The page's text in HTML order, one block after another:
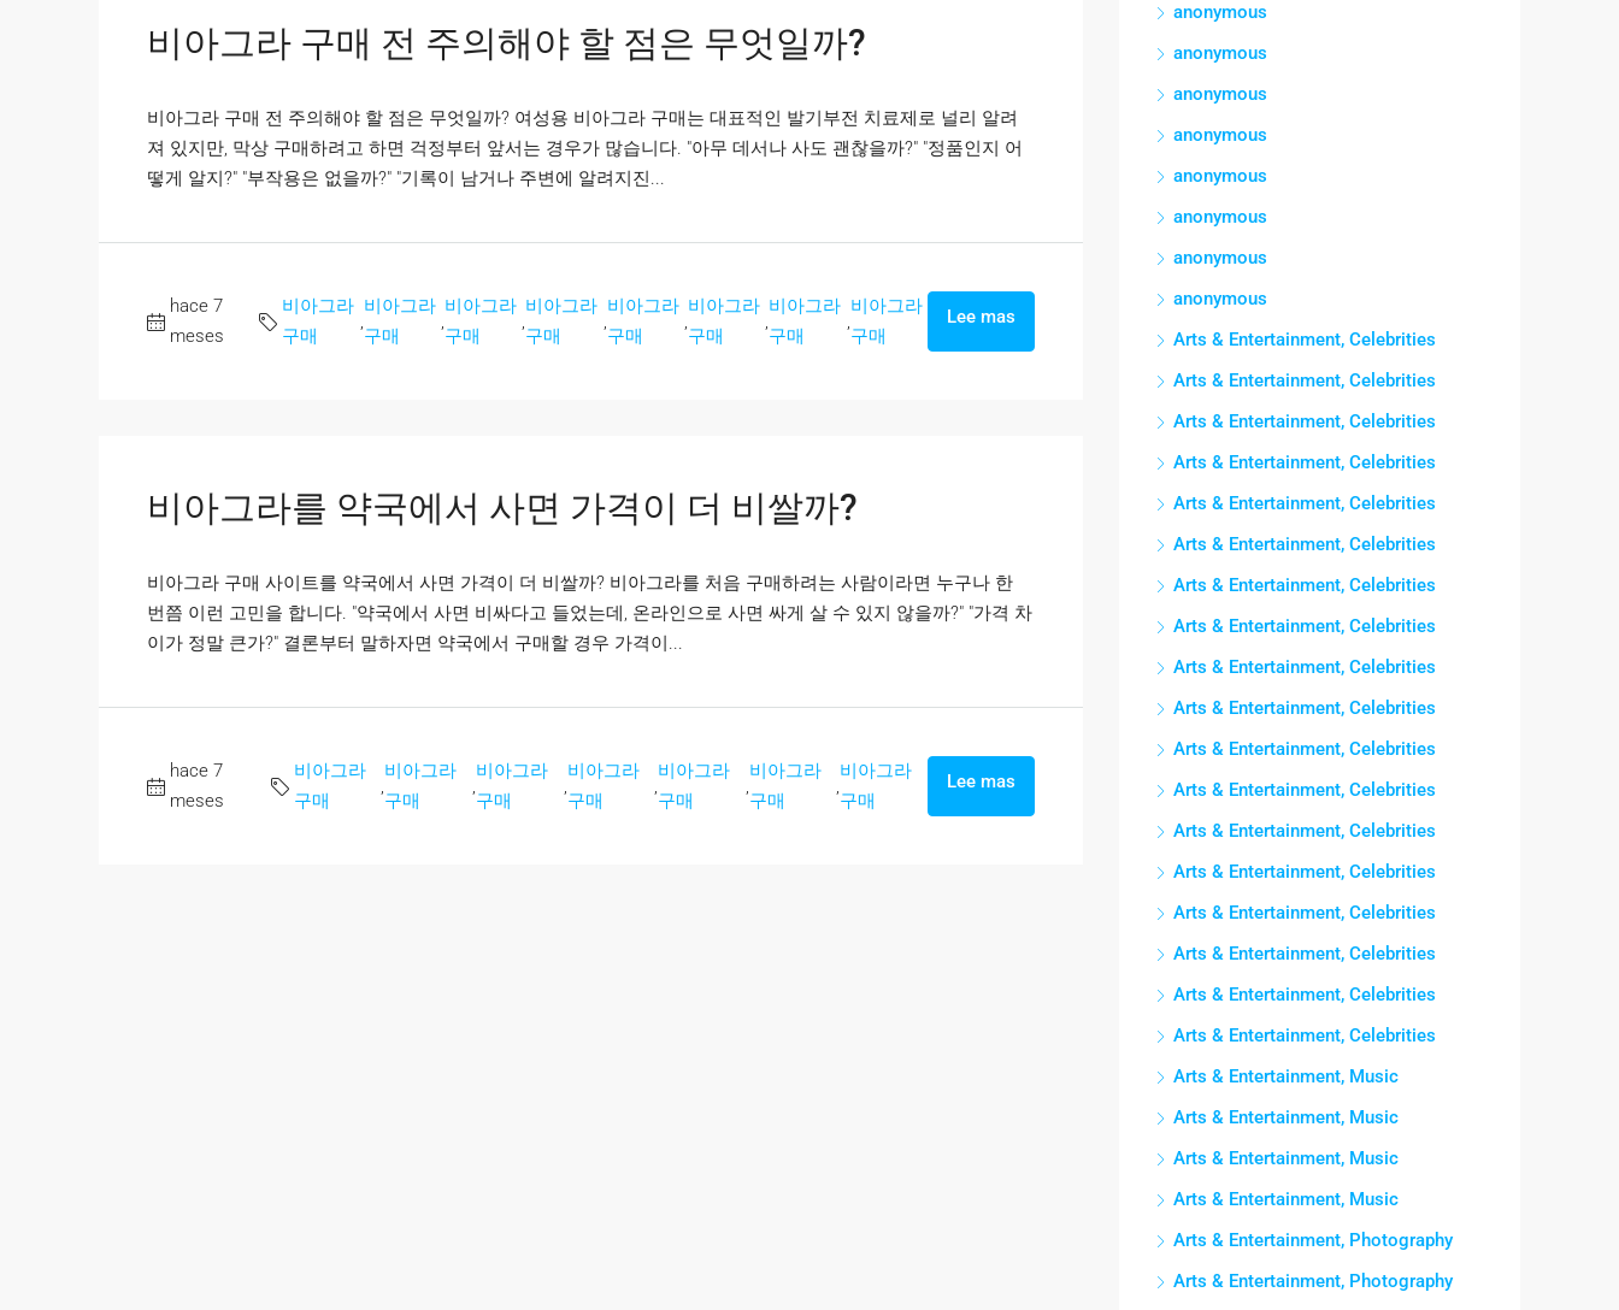
비아그라 구매 전 주의해야 할 점은 무엇일까?
비아그라 구매 전 주의해야 할 점은 무엇일까? 여성용 비아그라 구매는 대표적인 발기부전 치료제로 널리 알려
져 있지만, 막상 구매하려고 하면 걱정부터 앞서는 경우가 많습니다. "아무 데서나 사도 괜찮을까?" "정품인지 어
떻게 알지?" "부작용은 없을까?" "기록이 남거나 주변에 알려지진...
hace 7
meses
비아그라
구매
비아그라
구매
비아그라
구매
비아그라
구매
비아그라
구매
비아그라
구매
비아그라
구매
비아그라
구매
Lee mas
비아그라를 약국에서 사면 가격이 더 비쌀까?
비아그라 구매 사이트를 약국에서 사면 가격이 더 비쌀까? 비아그라를 처음 구매하려는 사람이라면 누구나 한
번쯤 이런 고민을 합니다. "약국에서 사면 비싸다고 들었는데, 온라인으로 사면 싸게 살 수 있지 않을까?" "가격 차
이가 정말 큰가?" 결론부터 말하자면 약국에서 구매할 경우 가격이...
hace 7
meses
비아그라
구매
비아그라
구매
비아그라
구매
비아그라
구매
비아그라
구매
비아그라
구매
비아그라
구매
Lee mas
anonymous
anonymous
anonymous
anonymous
anonymous
anonymous
anonymous
anonymous
Arts & Entertainment, Celebrities
Arts & Entertainment, Celebrities
Arts & Entertainment, Celebrities
Arts & Entertainment, Celebrities
Arts & Entertainment, Celebrities
Arts & Entertainment, Celebrities
Arts & Entertainment, Celebrities
Arts & Entertainment, Celebrities
Arts & Entertainment, Celebrities
Arts & Entertainment, Celebrities
Arts & Entertainment, Celebrities
Arts & Entertainment, Celebrities
Arts & Entertainment, Celebrities
Arts & Entertainment, Celebrities
Arts & Entertainment, Celebrities
Arts & Entertainment, Celebrities
Arts & Entertainment, Celebrities
Arts & Entertainment, Celebrities
Arts & Entertainment, Music
Arts & Entertainment, Music
Arts & Entertainment, Music
Arts & Entertainment, Music
Arts & Entertainment, Photography
Arts & Entertainment, Photography